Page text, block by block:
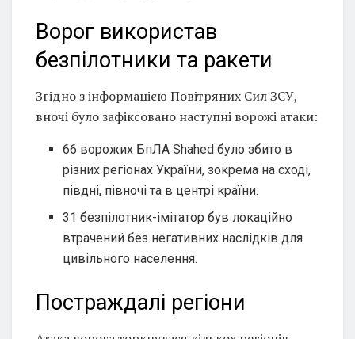
Ворог використав
безпілотники та ракети
Згідно з інформацією Повітряних Сил ЗСУ,
вночі було зафіксовано наступні ворожі атаки:
66 ворожих БпЛА Shahed було збито в
різних регіонах України, зокрема на сході,
півдні, півночі та в центрі країни.
31 безпілотник-імітатор був локаційно
втрачений без негативних наслідків для
цивільного населення.
Постраждалі регіони